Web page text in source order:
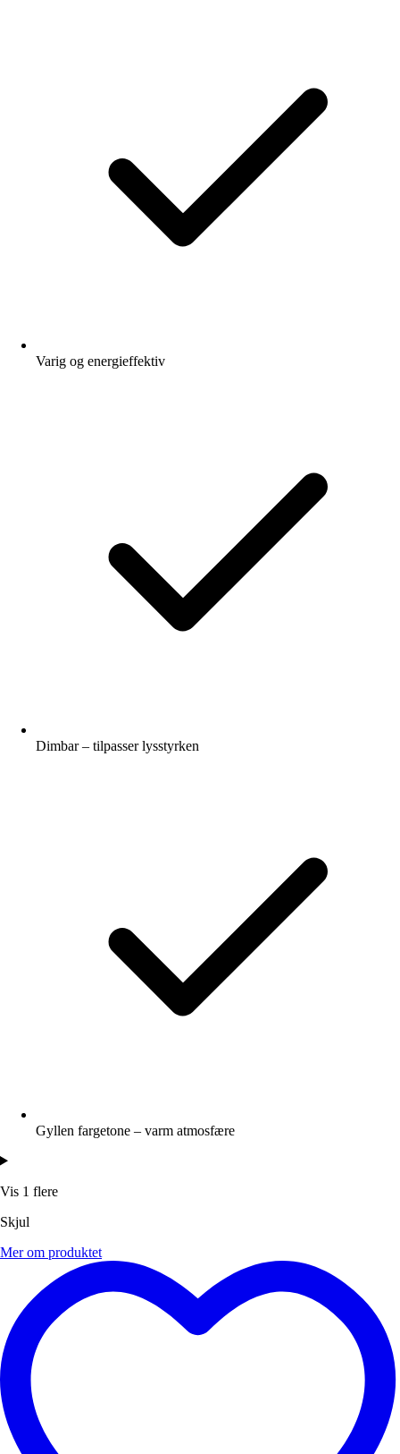
Varig og energieffektiv
Dimbar – tilpasser lysstyrken
Gyllen fargetone – varm atmosfære
Vis 1 flere
Skjul
Mer om produktet